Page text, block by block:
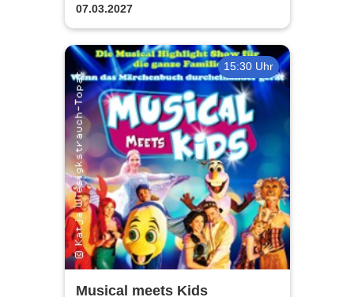
Ensemble - das Original
07.03.2027
15:30 Uhr
Musical meets Kids